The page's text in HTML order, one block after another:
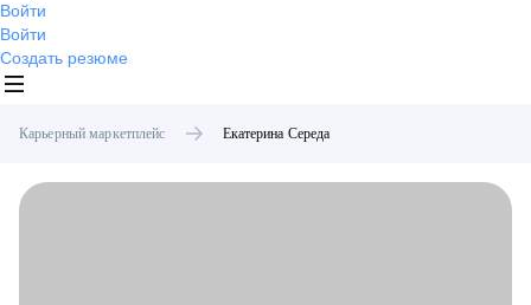
Войти
Войти
Создать резюме
Карьерный маркетплейс Екатерина Середа